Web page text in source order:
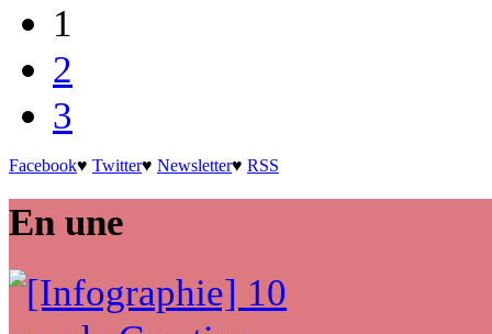
1
2
3
Facebook♥ Twitter♥ Newsletter♥ RSS
En une